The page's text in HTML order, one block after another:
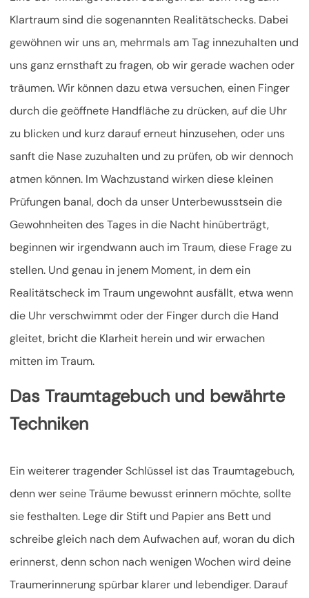
Klartraum sind die sogenannten Realitätschecks. Dabei
gewöhnen wir uns an, mehrmals am Tag innezuhalten und
uns ganz ernsthaft zu fragen, ob wir gerade wachen oder
träumen. Wir können dazu etwa versuchen, einen Finger
durch die geöffnete Handfläche zu drücken, auf die Uhr
zu blicken und kurz darauf erneut hinzusehen, oder uns
sanft die Nase zuzuhalten und zu prüfen, ob wir dennoch
atmen können. Im Wachzustand wirken diese kleinen
Prüfungen banal, doch da unser Unterbewusstsein die
Gewohnheiten des Tages in die Nacht hinüberträgt,
beginnen wir irgendwann auch im Traum, diese Frage zu
stellen. Und genau in jenem Moment, in dem ein
Realitätscheck im Traum ungewohnt ausfällt, etwa wenn
die Uhr verschwimmt oder der Finger durch die Hand
gleitet, bricht die Klarheit herein und wir erwachen
mitten im Traum.
Das Traumtagebuch und bewährte
Techniken
Ein weiterer tragender Schlüssel ist das Traumtagebuch,
denn wer seine Träume bewusst erinnern möchte, sollte
sie festhalten. Lege dir Stift und Papier ans Bett und
schreibe gleich nach dem Aufwachen auf, woran du dich
erinnerst, denn schon nach wenigen Wochen wird deine
Traumerinnerung spürbar klarer und lebendiger. Darauf